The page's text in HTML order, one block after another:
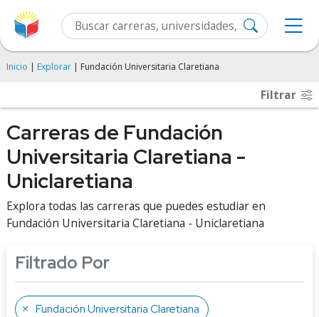
Inicio | Explorar | Fundación Universitaria Claretiana
Filtrar
Carreras de Fundación
Universitaria Claretiana -
Uniclaretiana
Explora todas las carreras que puedes estudiar en
Fundación Universitaria Claretiana - Uniclaretiana
Filtrado Por
Fundación Universitaria Claretiana